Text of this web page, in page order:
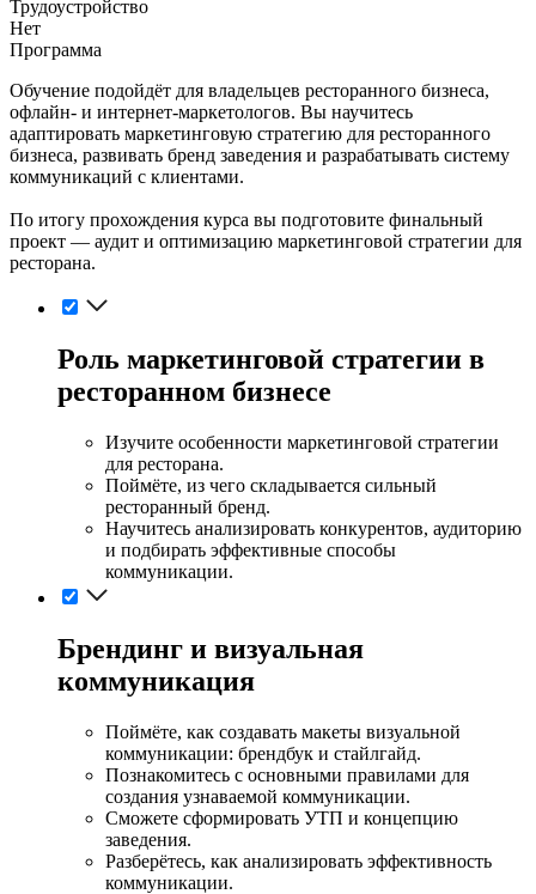
Трудоустройство
Нет
Программа
Обучение подойдёт для владельцев ресторанного бизнеса,
офлайн- и интернет-маркетологов. Вы научитесь
адаптировать маркетинговую стратегию для ресторанного
бизнеса, развивать бренд заведения и разрабатывать систему
коммуникаций с клиентами.
По итогу прохождения курса вы подготовите финальный
проект — аудит и оптимизацию маркетинговой стратегии для
ресторана.
Роль маркетинговой стратегии в
ресторанном бизнесе
Изучите особенности маркетинговой стратегии
для ресторана.
Поймёте, из чего складывается сильный
ресторанный бренд.
Научитесь анализировать конкурентов, аудиторию
и подбирать эффективные способы
коммуникации.
Брендинг и визуальная
коммуникация
Поймёте, как создавать макеты визуальной
коммуникации: брендбук и стайлгайд.
Познакомитесь с основными правилами для
создания узнаваемой коммуникации.
Сможете сформировать УТП и концепцию
заведения.
Разберётесь, как анализировать эффективность
коммуникации.